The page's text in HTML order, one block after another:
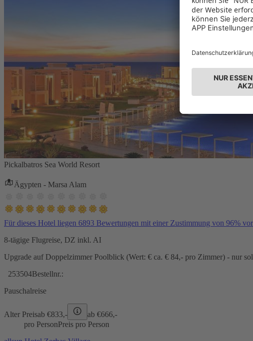
Pickalbatros Sea World Resort
Ägypten - Marsa Alam
Für dieses Hotel liegen 6893 Bewertungen mit einer Zustimmung von 96% vor
8-tägige Flugreise, DZ inkl. AI
Upgrade auf Doppelzimmer Poolblick (Wert: € ca. € 84,- pro Zimmer) - nur
253504Bestellnr.:
Pauschalreise
Alter Preisab €833,- ab €666,-
pro PersonPreis pro Person